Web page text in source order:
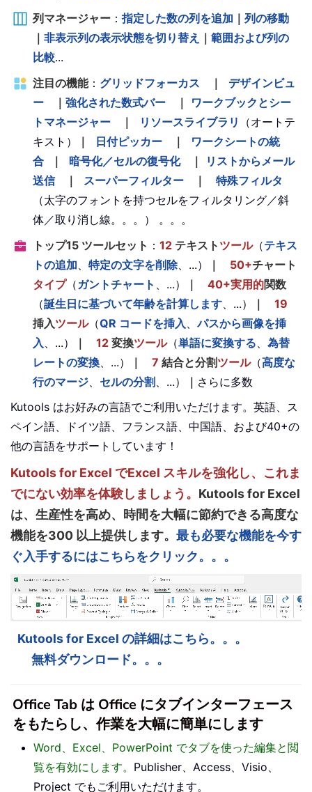
列マネージャー ： 指定した数の列を追加 ｜ 列の移動
｜ 非表示列の表示状態を切り替え ｜ 範囲および列の
比較...
注目の機能： グリッドフォーカス ｜
デザインビュ
ー
｜ 強化された数式バー ｜
ワークブックとシー
トマネージャー
｜ リソースライブラリ
（オートテ
キスト）
｜ 日付ピッカー ｜
ワークシートの統
合
｜ 暗号化／セルの復号化 ｜
リストからメール
送信
｜ スーパーフィルター ｜
特殊フィルタ
（太字のフォントを持つセルをフィルタリング／斜
体／取り消し線。。。） 。。。
トップ15 ツールセット ： 12 テキスト ツール（テキス
トの追加
特定の文字を削除、...） ｜ 50+チャート
タイプ（ ガントチャート 、...） ｜ 40+実用的関数
（誕生日に基づいて年齢を計算します 、...） ｜
19
挿入ツール（QR コードを挿入 、パスから画像を挿
入 、...） ｜ 12 変換ツール（単語に変換する
為替
レートの変換 、...） ｜ 7 結合と分割ツール（高度な
行のマージ
セルの分割 、...） ｜ さらに多数
Kutools はお好みの言語でご利用いただけます。英語、ス
ペイン語、ドイツ語、フランス語、中国語、および40+の
他の言語をサポートしています！
Kutools for Excel でExcel スキルを強化し、これま
でにない効率を体験しましょう。 Kutools for Excel
は、生産性を高め、時間を大幅に節約できる高度な
機能を300 以上提供します。 最も必要な機能を今す
ぐ入手するにはこちらをクリック。。。
Kutools for Excel の詳細はこちら。。。
無料ダウンロード。。。
Office Tab は Office にタブインターフェース
をもたらし、作業を大幅に簡単にします
Word、Excel、PowerPoint でタブを使った編集と閲
覧を有効にします。 Publisher、Access、Visio、
Project でもご利用いただけます。